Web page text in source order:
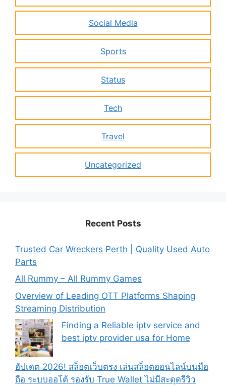
Social Media
Sports
Status
Tech
Travel
Uncategorized
Recent Posts
Trusted Car Wreckers Perth | Quality Used Auto
Parts
All Rummy – All Rummy Games
Overview of Leading OTT Platforms Shaping
Streaming Distribution
Finding a Reliable iptv service and
best iptv provider usa for Home
อัปเดต 2026! สล็อตเว็บตรง เล่นสล็อตออนไลน์บนมือ
ถือ ระบบออโต้ รองรับ True Wallet ไม่มีสะดุดรีวิว